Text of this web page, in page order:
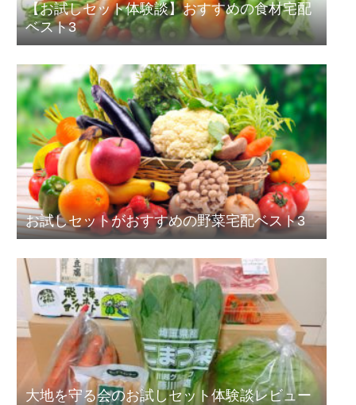
【お試しセット体験談】おすすめの食材宅配
ベスト3
お試しセットがおすすめの野菜宅配ベスト3
大地を守る会のお試しセット体験談レビュー